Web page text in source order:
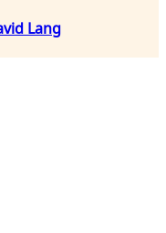
Lang